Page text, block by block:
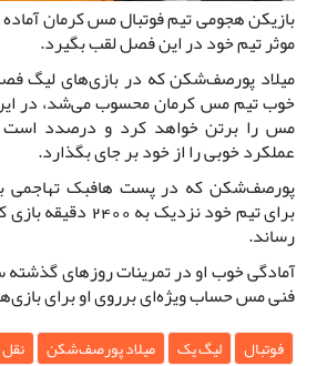
بازیکن هجومی تیم فوتبال مس کرمان
موثر تیم خود در این فصل لقب بگیرد.
میلاد پورصف‌شکن که در بازی‌های لیگ
خوب تیم مس کرمان محسوب می‌شد، در
مس را برتن خواهد کرد و درصدد
عملکرد خوبی را از خود بر جای بگذارد.
پورصف‌شکن که در پست هافبک تهاجمی
رساند.
آمادگی خوب او در تمرینات روزهای
فنی مس حساب ویژه‌ای برروی او برای
فوتبال لیگ یک میلاد پورصف‌شکن نقل